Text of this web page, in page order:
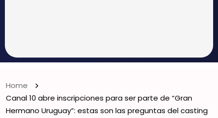
Home
Canal 10 abre inscripciones para ser parte de “Gran
Hermano Uruguay”: estas son las preguntas del casting